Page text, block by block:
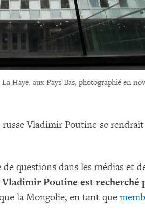
Haye, aux Pays-Bas, photographié en
Vladimir Poutine se
questions dans les médias et
Vladimir Poutine est recherché
la Mongolie, en tant que